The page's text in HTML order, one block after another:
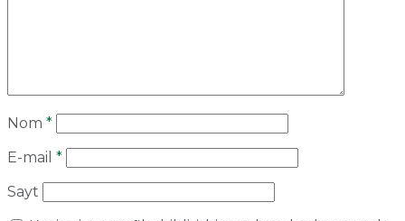
Nom *
E-mail *
Sayt